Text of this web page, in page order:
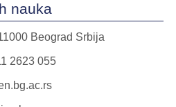
nauka
Beograd Srbija
2623 055